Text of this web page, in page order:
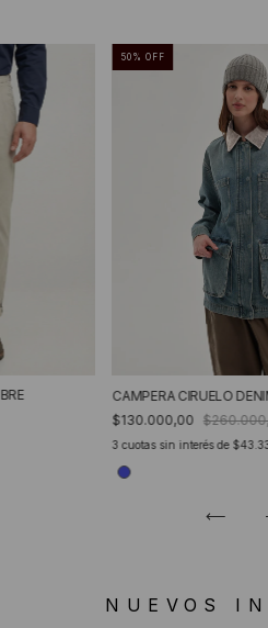
50 % OFF
CAMPERA CIRUELO
$130.000,00
3cuotas sin interés de
NUEVOS